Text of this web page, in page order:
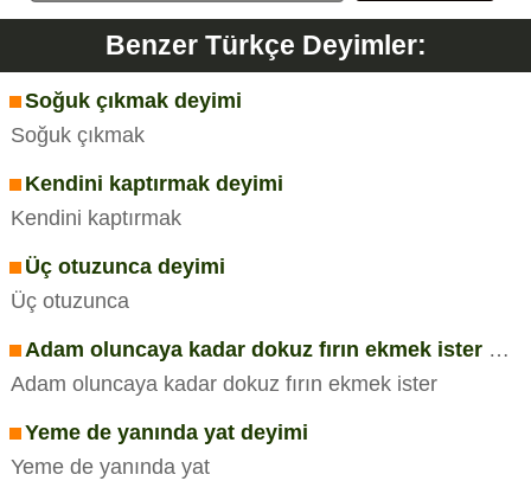
Benzer Türkçe Deyimler:
Soğuk çıkmak deyimi
Soğuk çıkmak
Kendini kaptırmak deyimi
Kendini kaptırmak
Üç otuzunca deyimi
Üç otuzunca
Adam oluncaya kadar dokuz fırın ekmek ister deyimi
Adam oluncaya kadar dokuz fırın ekmek ister
Yeme de yanında yat deyimi
Yeme de yanında yat